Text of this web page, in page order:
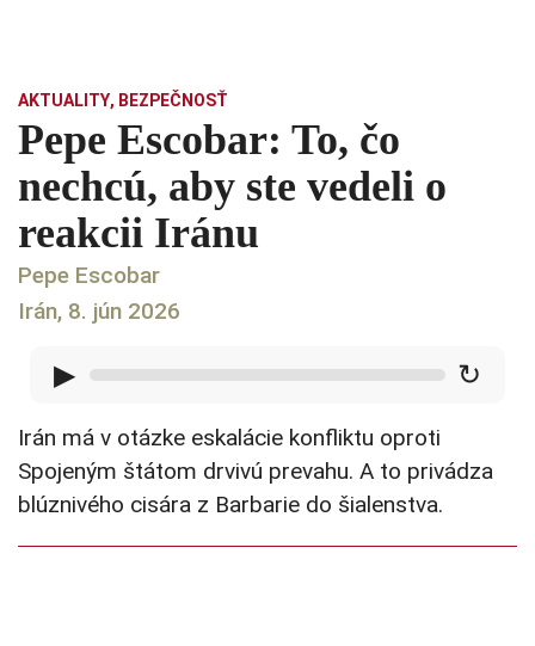
AKTUALITY, BEZPEČNOSŤ
Pepe Escobar: To, čo
nechcú, aby ste vedeli o
reakcii Iránu
Pepe Escobar
Irán, 8. jún 2026
▶ ↻
Irán má v otázke eskalácie konfliktu oproti
Spojeným štátom drvivú prevahu. A to privádza
blúznivého cisára z Barbarie do šialenstva.